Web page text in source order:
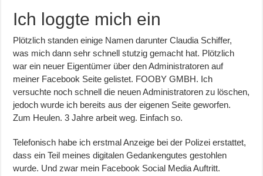
Ich loggte mich ein
Plötzlich standen einige Namen darunter Claudia Schiffer,
was mich dann sehr schnell stutzig gemacht hat. Plötzlich
war ein neuer Eigentümer über den Administratoren auf
meiner Facebook Seite gelistet. FOOBY GMBH. Ich
versuchte noch schnell die neuen Administratoren zu löschen,
jedoch wurde ich bereits aus der eigenen Seite geworfen.
Zum Heulen. 3 Jahre arbeit weg. Einfach so.
Telefonisch habe ich erstmal Anzeige bei der Polizei erstattet,
dass ein Teil meines digitalen Gedankengutes gestohlen
wurde. Und zwar mein Facebook Social Media Auftritt.